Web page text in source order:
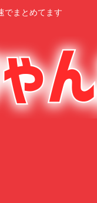
でまとめてます